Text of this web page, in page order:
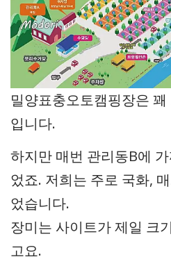
밀양표충오토캠핑장은
입니다.
하지만 매번 관리동B에
었죠. 저희는 주로 국화,
었습니다.
장미는 사이트가 제일 크
고요.